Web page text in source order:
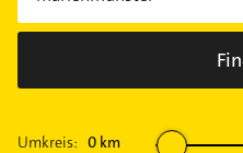
Umkreis: 0 km